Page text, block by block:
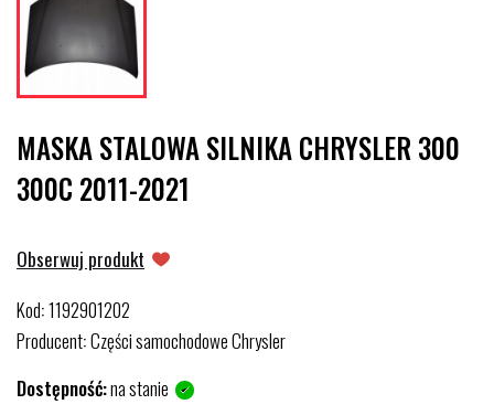
MASKA STALOWA SILNIKA CHRYSLER 300
300C 2011-2021
Obserwuj produkt
Kod:1192901202
Producent:Części samochodowe Chrysler
Dostępność:na stanie